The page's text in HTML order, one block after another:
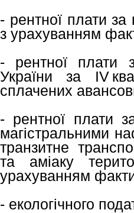
- рентної плати
з урахуванням
- рентної плати
України за ІV
сплачених
- рентної плати
магістральними
транзитне
та аміаку
урахуванням
- екологічного